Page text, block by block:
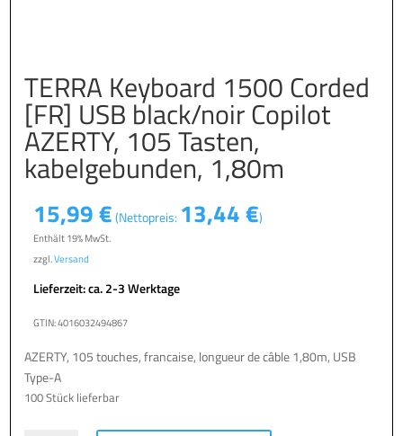
TERRA Keyboard 1500 Corded
[FR] USB black/noir Copilot
AZERTY, 105 Tasten,
kabelgebunden, 1,80m
15,99€ (Nettopreis: 13,44€)
Enthält 19% MwSt.
zzgl.Versand
Lieferzeit: ca. 2-3 Werktage
GTIN: 4016032494867
AZERTY, 105 touches, francaise, longueur de câble 1,80m, USB
Type-A
100 Stück lieferbar